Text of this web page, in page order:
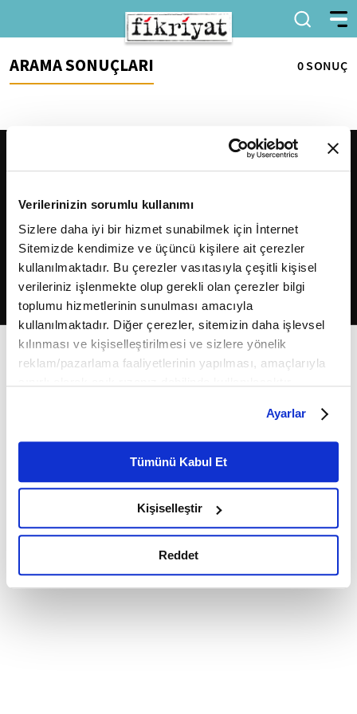
Verilerinizin sorumlu kullanımı
Sizlere daha iyi bir hizmet sunabilmek için İnternet
Sitemizde kendimize ve üçüncü kişilere ait çerezler
kullanılmaktadır. Bu çerezler vasıtasıyla çeşitli kişisel
verileriniz işlenmekte olup gerekli olan çerezler bilgi
toplumu hizmetlerinin sunulması amacıyla
kullanılmaktadır. Diğer çerezler, sitemizin daha işlevsel
kılınması ve kişiselleştirilmesi ve sizlere yönelik
reklam/pazarlama faaliyetlerinin yapılması, amaçlarıyla
belirleyebilirsiniz. Çerezlere ilişkin detaylı bilgi için
Ayarlar butonuna tıklayabilir,Çerez Bilgilendirme
Metnimizi ziyaret edebilirsiniz.
6698 sayılı Kişisel Verilerin Korunması Kanunu uyarınca
okumak ve sitemizi ziyaretiniz kapsamında
gerçekleştirilen veri işleme faaliyetleri ile ilgili daha
detaylı bilgi almak için lütfentıklayınız.
Ayarlar
Tümünü Kabul Et
Kişiselleştir
Reddet
ARAMA SONUÇLARI 0 SONUÇ
2026Fikriyat. Tüm hakları saklıdır.